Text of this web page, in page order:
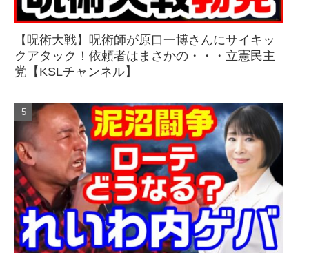
【呪術大戦】呪術師が原口一博さんにサイキッ
クアタック！依頼者はまさかの・・・立憲民主
党【KSLチャンネル】